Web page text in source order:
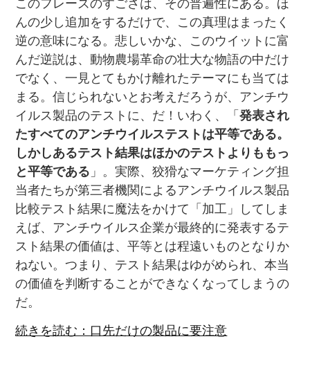
んの少し追加をするだけで、この真理はまったく
逆の意味になる。悲しいかな、このウイットに富
んだ逆説は、動物農場革命の壮大な物語の中だけ
でなく、一見とてもかけ離れたテーマにも当ては
まる。信じられないとお考えだろうが、アンチウ
イルス製品のテストに、だ！いわく、「発表され
たすべてのアンチウイルステストは平等である。
しかしあるテスト結果はほかのテストよりももっ
と平等である 」。実際、狡猾なマーケティング担
当者たちが第三者機関によるアンチウイルス製品
比較テスト結果に魔法をかけて「加工」してしま
えば、アンチウイルス企業が最終的に発表するテ
スト結果の価値は、平等とは程遠いものとなりか
ねない。つまり、テスト結果はゆがめられ、本当
の価値を判断することができなくなってしまうの
だ。
続きを読む：口先だけの製品に要注意